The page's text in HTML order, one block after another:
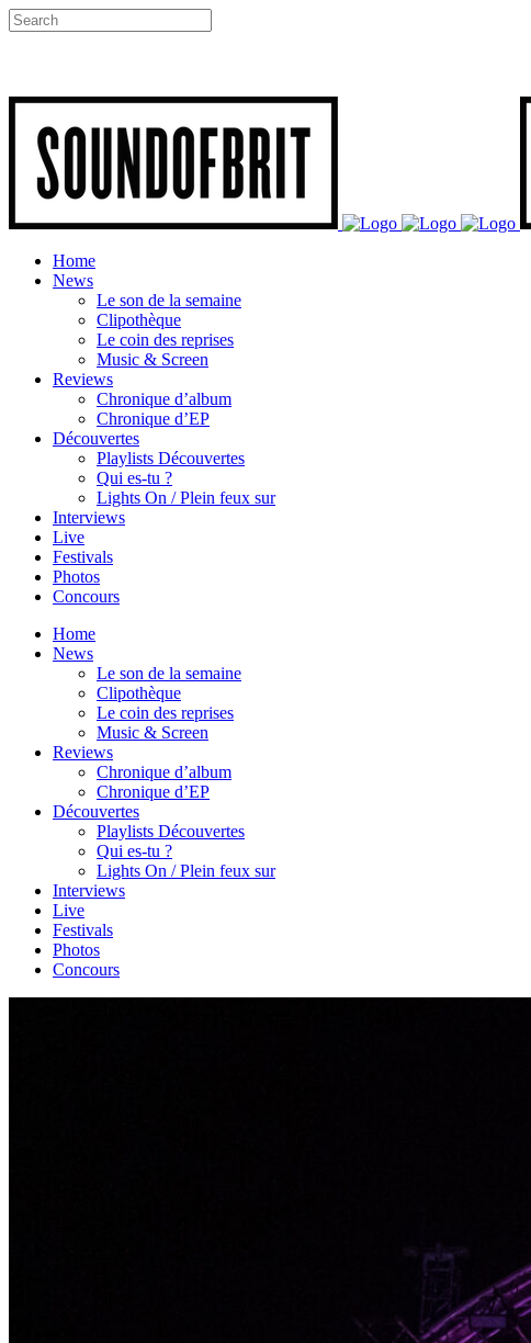
Home
News
Le son de la semaine
Clipothèque
Le coin des reprises
Music & Screen
Reviews
Chronique d’album
Chronique d’EP
Découvertes
Playlists Découvertes
Qui es-tu ?
Lights On / Plein feux sur
Interviews
Live
Festivals
Photos
Concours
Home
News
Le son de la semaine
Clipothèque
Le coin des reprises
Music & Screen
Reviews
Chronique d’album
Chronique d’EP
Découvertes
Playlists Découvertes
Qui es-tu ?
Lights On / Plein feux sur
Interviews
Live
Festivals
Photos
Concours